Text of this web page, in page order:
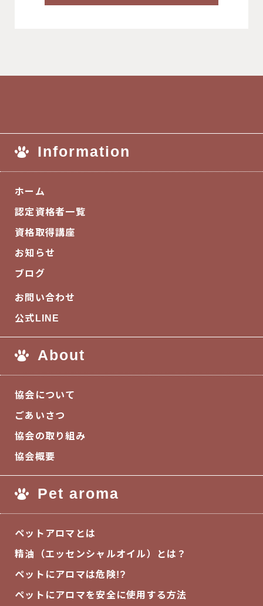
Information
ホーム
認定資格者一覧
資格取得講座
お知らせ
ブログ
お問い合わせ
公式LINE
About
協会について
ごあいさつ
協会の取り組み
協会概要
Pet aroma
ペットアロマとは
精油（エッセンシャルオイル）とは？
ペットにアロマは危険!?
ペットにアロマを安全に使用する方法